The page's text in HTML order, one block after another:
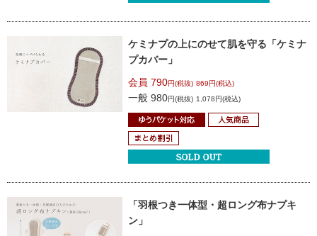
ケミナプの上にのせて肌を守る 「ケミナ
プカバー」
会員 790円(税抜) 869円(税込)
一般 980円(税抜) 1,078円(税込)
「羽根つき一体型・超ロング布ナプキ
ン」